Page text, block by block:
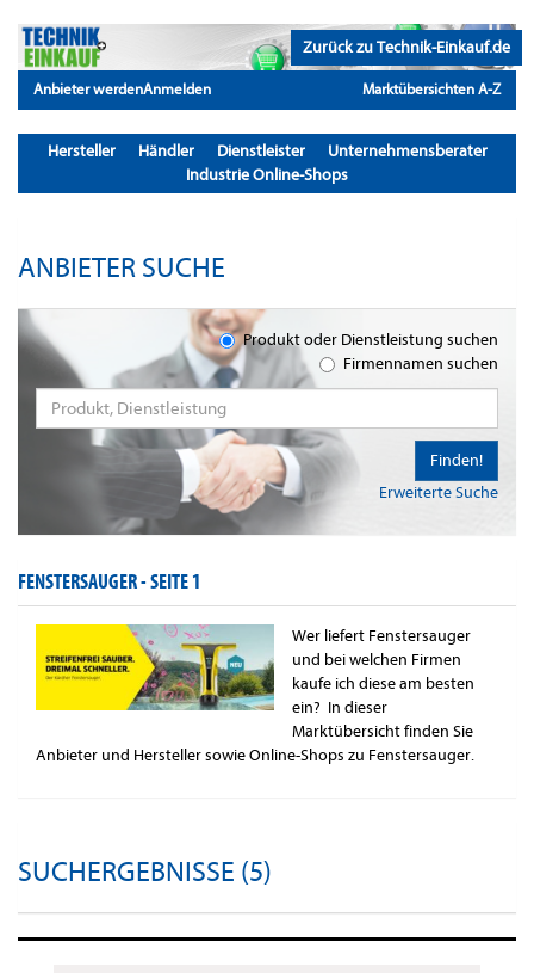
Zurück zu Technik-Einkauf.de
Anbieter werdenAnmelden Marktübersichten A-Z
Hersteller Händler Dienstleister
Unternehmensberater
Industrie Online-Shops
ANBIETER SUCHE
Produkt oder Dienstleistung suchen
Firmennamen suchen
Erweiterte Suche
Finden!
FENSTERSAUGER -SEITE 1
Wer liefert Fenstersauger
und bei welchen Firmen
kaufe ich diese am besten
ein? In dieser
Marktübersicht finden Sie
Anbieter und Hersteller sowie Online-Shops zu Fenstersauger.
SUCHERGEBNISSE (5)